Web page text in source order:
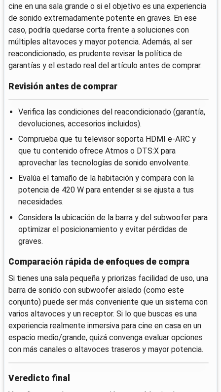
cine en una sala grande o si el objetivo es una experiencia
de sonido extremadamente potente en graves. En ese
caso, podría quedarse corta frente a soluciones con
múltiples altavoces y mayor potencia. Además, al ser
reacondicionado, es prudente revisar la política de
garantías y el estado real del artículo antes de comprar.
Revisión antes de comprar
Verifica las condiciones del reacondicionado (garantía,
devoluciones, accesorios incluidos).
Comprueba que tu televisor soporta HDMI e-ARC y
que tu contenido ofrece Atmos o DTS:X para
aprovechar las tecnologías de sonido envolvente.
Evalúa el tamaño de la habitación y compara con la
potencia de 420 W para entender si se ajusta a tus
necesidades.
Considera la ubicación de la barra y del subwoofer para
optimizar el posicionamiento y evitar pérdidas de
graves.
Comparación rápida de enfoques de compra
Si tienes una sala pequeña y priorizas facilidad de uso, una
barra de sonido con subwoofer aislado (como este
conjunto) puede ser más conveniente que un sistema con
varios altavoces y un receptor. Si lo que buscas es una
experiencia realmente inmersiva para cine en casa en un
espacio medio/grande, quizá convenga evaluar opciones
con más canales o altavoces traseros y mayor potencia.
Veredicto final